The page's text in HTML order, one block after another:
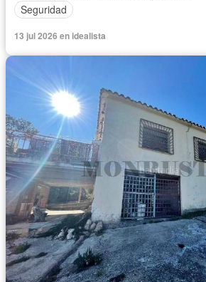
Seguridad
13 jul 2026 en idealista